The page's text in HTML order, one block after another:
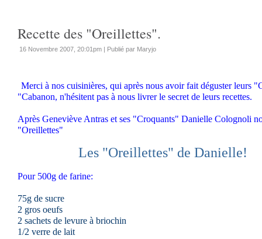
Recette des "Oreillettes".
16 Novembre 2007, 20:01pm | Publié par Maryjo
Merci à nos cuisinières, qui après nous avoir fait déguster leurs
"Cabanon, n'hésitent pas à nous livrer le secret de leurs recettes.
Après Geneviève Antras et ses "Croquants" Danielle Colognoli
"Oreillettes"
Les "Oreillettes" de Danielle!
Pour 500g de farine:
75g de sucre
2 gros oeufs
2 sachets de levure à briochin
1/2 verre de lait